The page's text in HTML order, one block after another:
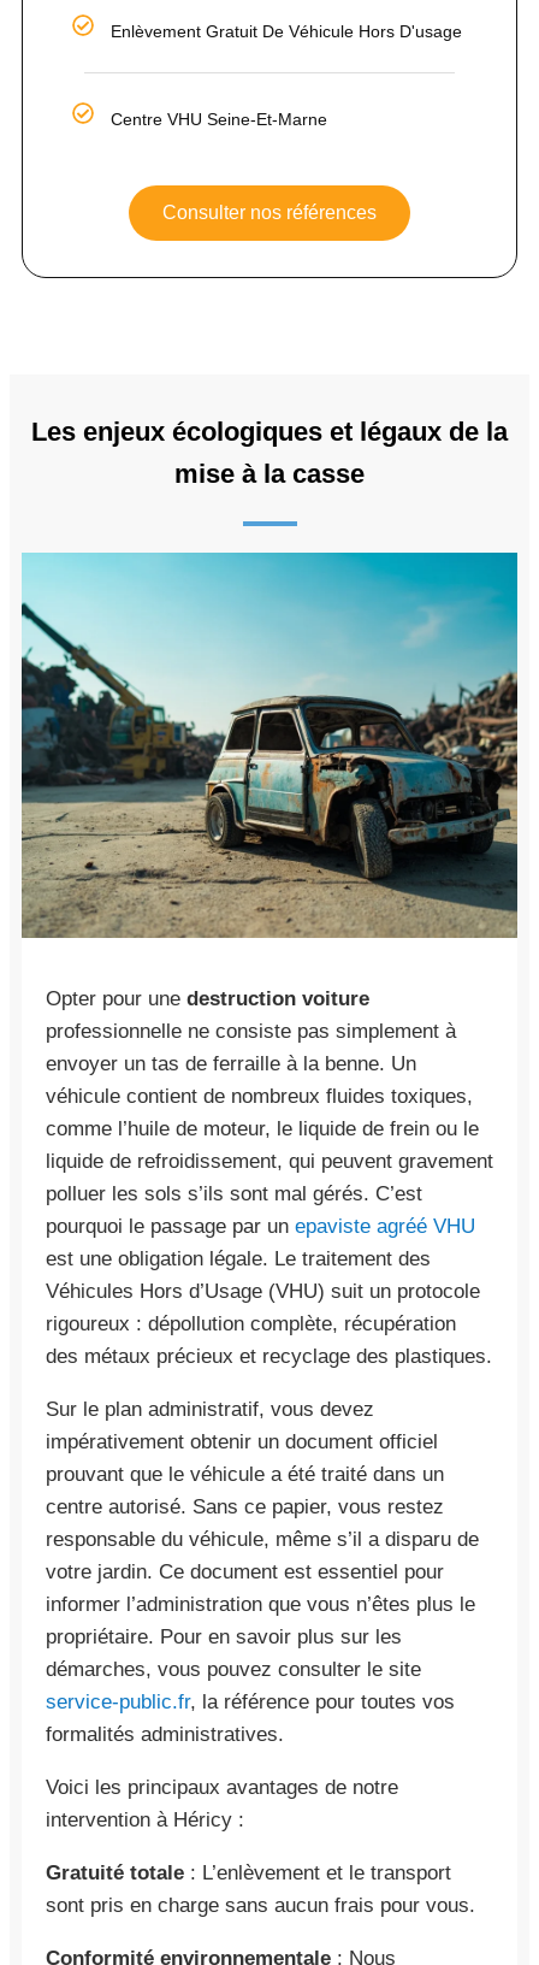
Enlèvement Gratuit De Véhicule Hors D'usage
Centre VHU Seine-Et-Marne
Consulter nos références
Les enjeux écologiques et légaux de la
mise à la casse
Opter pour une destruction voiture
professionnelle ne consiste pas simplement à
envoyer un tas de ferraille à la benne. Un
véhicule contient de nombreux fluides toxiques,
comme l’huile de moteur, le liquide de frein ou le
liquide de refroidissement, qui peuvent gravement
polluer les sols s’ils sont mal gérés. C’est
pourquoi le passage par un epaviste agréé VHU
est une obligation légale. Le traitement des
Véhicules Hors d’Usage (VHU) suit un protocole
rigoureux : dépollution complète, récupération
des métaux précieux et recyclage des plastiques.
Sur le plan administratif, vous devez
impérativement obtenir un document officiel
prouvant que le véhicule a été traité dans un
centre autorisé. Sans ce papier, vous restez
responsable du véhicule, même s’il a disparu de
votre jardin. Ce document est essentiel pour
informer l’administration que vous n’êtes plus le
propriétaire. Pour en savoir plus sur les
démarches, vous pouvez consulter le site
service-public.fr, la référence pour toutes vos
formalités administratives.
Voici les principaux avantages de notre
intervention à Héricy :
Gratuité totale : L’enlèvement et le transport
sont pris en charge sans aucun frais pour vous.
Conformité environnementale : Nous